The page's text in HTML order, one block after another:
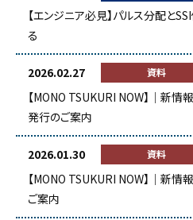
【エンジニア必見】パルス分配と
る
2026.02.27 資料
【MONO TSUKURI NOW】｜新情
発行のご案内
2026.01.30 資料
【MONO TSUKURI NOW】｜新情
ご案内